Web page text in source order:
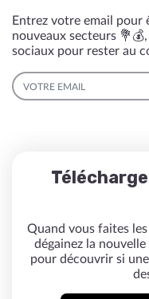
Entrez votre email pour
nouveaux secteurs
sociaux pour rester au
EMAIL
Quand vous faites
dégainez la
pour découvrir si